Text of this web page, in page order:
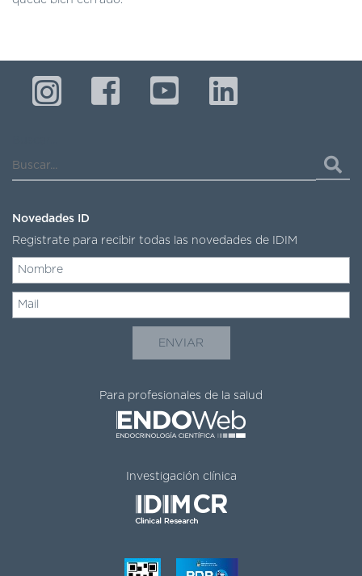
ONLINE
Para profesionales de la salud
Investigación clínica
Novedades ID
Registrate para recibir todas las novedades de IDIM